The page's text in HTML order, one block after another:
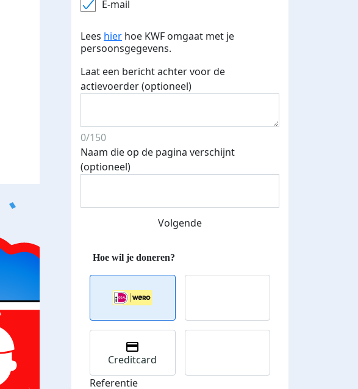
E-mail
Lees hier hoe KWF omgaat met je
persoonsgegevens.
Laat een bericht achter voor de
actievoerder (optioneel)
0/150
Naam die op de pagina verschijnt
(optioneel)
Volgende
Creditcard
Referentie